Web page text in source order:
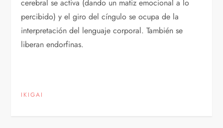
cerebral se activa (dando un matiz emocional a lo
percibido) y el giro del cíngulo se ocupa de la
interpretación del lenguaje corporal. También se
liberan endorfinas.
IKIGAI